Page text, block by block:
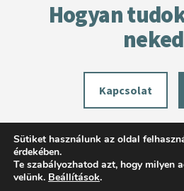
Hogyan
Kapcsolat
© VERDES DÓRA: LAKTÁCIÓS TANÁCSADÓ
Sütiket használunk az oldal
érdekében.
Te szabályozhatod azt, hogy milyen
velünk. Beállítások.